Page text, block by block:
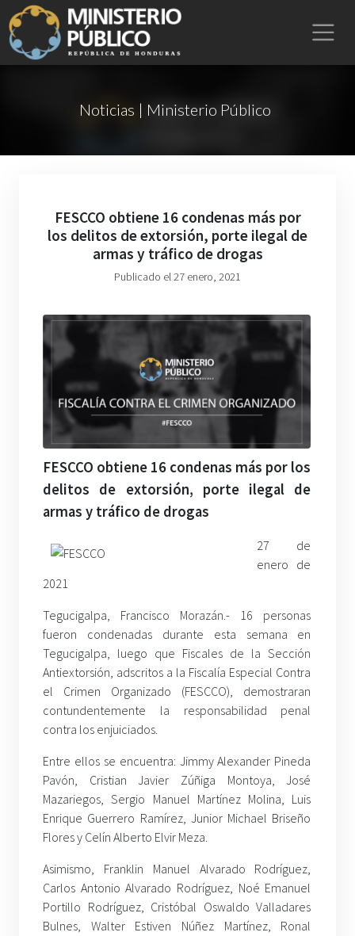
Noticias | Ministerio Público
FESCCO obtiene 16 condenas más por
los delitos de extorsión, porte ilegal de
armas y tráfico de drogas
Publicado el 27 enero, 2021
FESCCO obtiene 16 condenas más por los
delitos de extorsión, porte ilegal de
armas y tráfico de drogas
27 de
enero de
2021
Tegucigalpa, Francisco Morazán.- 16 personas
fueron condenadas durante esta semana en
Tegucigalpa, luego que Fiscales de la Sección
Antiextorsión, adscritos a la Fiscalía Especial Contra
el Crimen Organizado (FESCCO), demostraran
contundentemente la responsabilidad penal
contra los enjuiciados.
Entre ellos se encuentra: Jimmy Alexander Pineda
Pavón, Cristian Javier Zúñiga Montoya, José
Mazariegos, Sergio Manuel Martínez Molina, Luis
Enrique Guerrero Ramírez, Junior Michael Briseño
Flores y Celín Alberto Elvir Meza.
Asimismo, Franklin Manuel Alvarado Rodríguez,
Carlos Antonio Alvarado Rodríguez, Noé Emanuel
Portillo Rodríguez, Cristóbal Oswaldo Valladares
Bulnes, Walter Estiven Núñez Martínez, Ronal